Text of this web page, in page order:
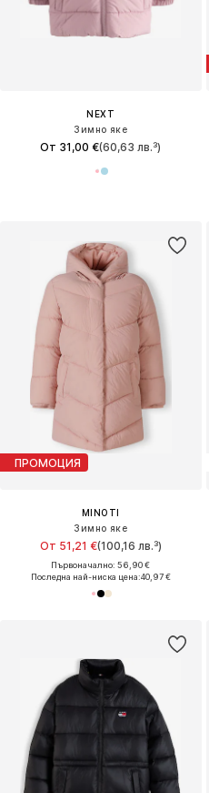
NEXT
Зимно яке
От 31,00 €(60,63 лв.³)
ПРОМОЦИЯ
MINOTI
Зимно яке
От 51,21 €(100,16 лв.³)
Първоначално: 56,90 €
Последна най-ниска цена:40,97 €